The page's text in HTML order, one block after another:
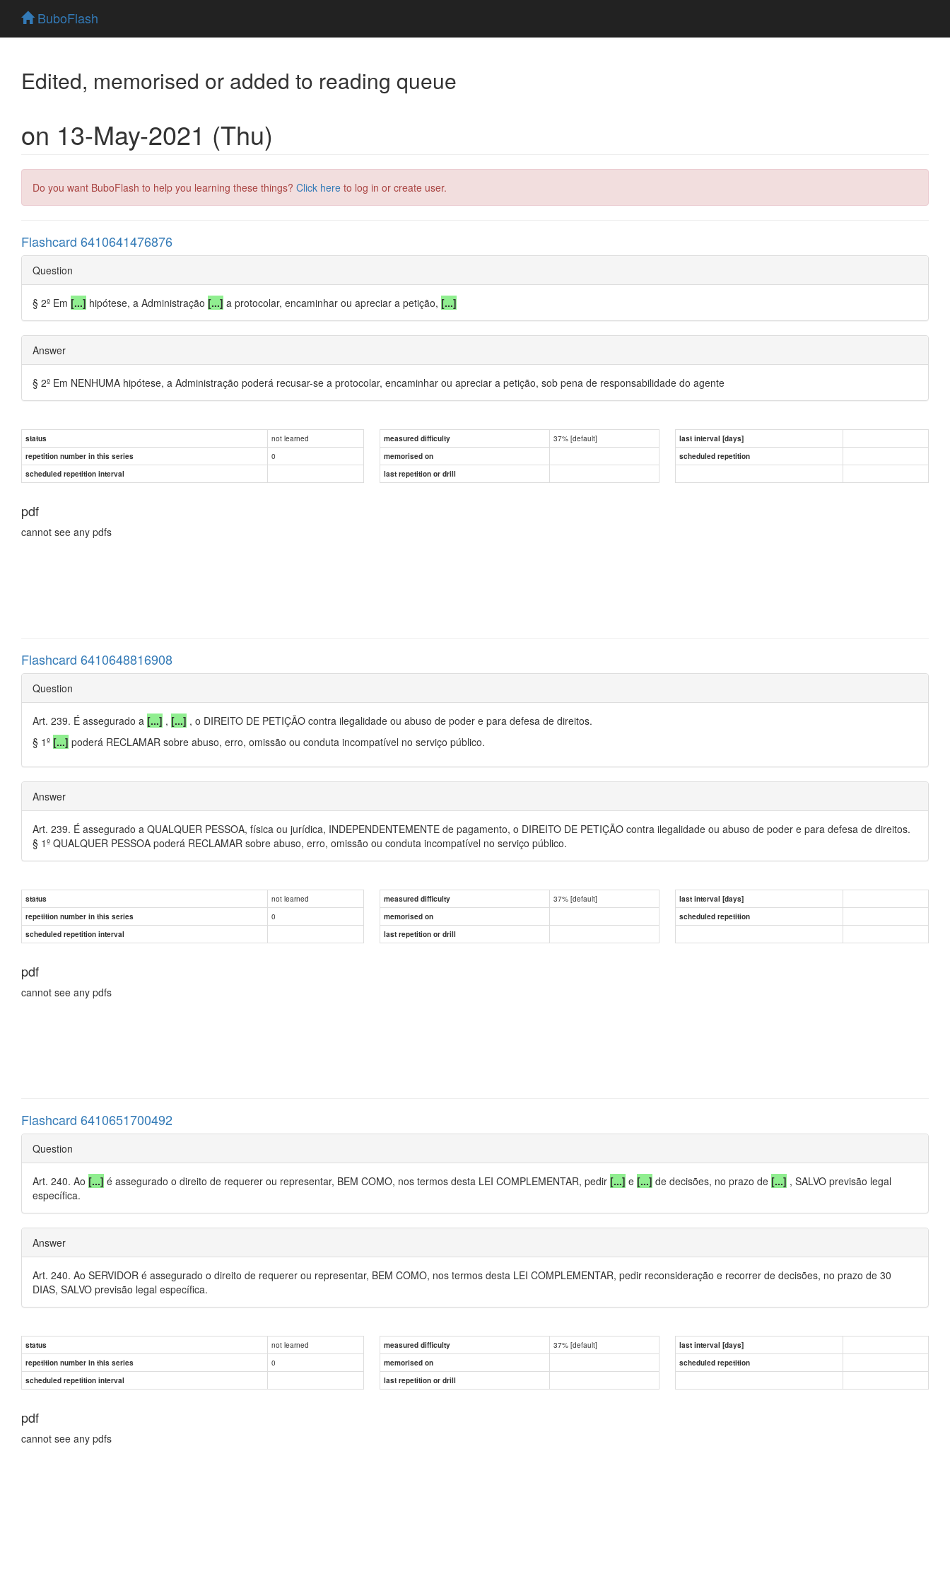
BuboFlash
Edited, memorised or added to reading queue
on 13-May-2021 (Thu)
Do you want BuboFlash to help you learning these things? Click here to log in or create user.
Flashcard 6410641476876
Question
§ 2º Em [...] hipótese, a Administração [...] a protocolar, encaminhar ou apreciar a petição, [...]
Answer
§ 2º Em NENHUMA hipótese, a Administração poderá recusar-se a protocolar, encaminhar ou apreciar a petição, sob pena de responsabilidade do agente
status not learned measured difficulty 37% [default]
last interval [days]
repetition number in this series
0 memorised on
scheduled repetition
scheduled repetition interval
last repetition or drill
pdf
cannot see any pdfs
Flashcard 6410648816908
Question
Art. 239. É assegurado a [...] , [...] , o DIREITO DE PETIÇÃO contra ilegalidade ou abuso de poder e para defesa de direitos.
§ 1º [...] poderá RECLAMAR sobre abuso, erro, omissão ou conduta incompatível no serviço público.
Answer
Art. 239. É assegurado a QUALQUER PESSOA, física ou jurídica, INDEPENDENTEMENTE de pagamento, o DIREITO DE PETIÇÃO contra ilegalidade ou abuso de poder e para defesa de direitos.
§ 1º QUALQUER PESSOA poderá RECLAMAR sobre abuso, erro, omissão ou conduta incompatível no serviço público.
status not learned measured difficulty 37% [default]
last interval [days]
repetition number in this series
0 memorised on
scheduled repetition
scheduled repetition interval
last repetition or drill
pdf
cannot see any pdfs
Flashcard 6410651700492
Question
Art. 240. Ao [...] é assegurado o direito de requerer ou representar, BEM COMO, nos termos desta LEI COMPLEMENTAR, pedir [...] e [...] de decisões, no prazo de [...] , SALVO previsão legal
específica.
Answer
Art. 240. Ao SERVIDOR é assegurado o direito de requerer ou representar, BEM COMO, nos termos desta LEI COMPLEMENTAR, pedir reconsideração e recorrer de decisões, no prazo de 30
DIAS, SALVO previsão legal específica.
status not learned measured difficulty 37% [default]
last interval [days]
repetition number in this series
0 memorised on
scheduled repetition
scheduled repetition interval
last repetition or drill
pdf
cannot see any pdfs